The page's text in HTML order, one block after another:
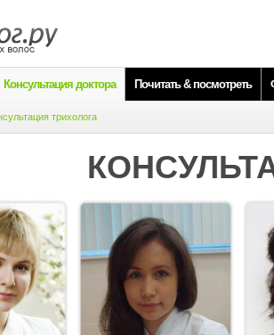
Консультация доктора Почитать & посмотреть
трихолога